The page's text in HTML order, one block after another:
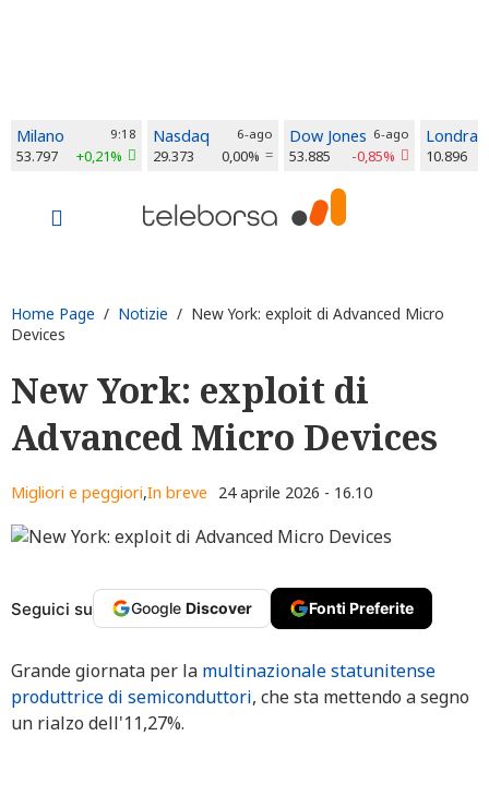
Milano 9:18
53.797 +0,21%
Nasdaq 6-ago
29.373 0,00%
Dow Jones 6-ago
53.885 -0,85%
Londra
10.896
Home Page / Notizie / New York: exploit di Advanced Micro
Devices
New York: exploit di
Advanced Micro Devices
Migliori e peggiori,In breve 24 aprile 2026 - 16.10
Seguici su Google Discover Fonti Preferite
Grande giornata per la multinazionale statunitense
produttrice di semiconduttori, che sta mettendo a segno
un rialzo dell'11,27%.